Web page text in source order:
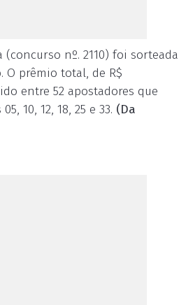
(concurso nº. 2110) foi sorteada
O prêmio total, de R$
entre 52 apostadores que
10, 12, 18, 25 e 33. (Da